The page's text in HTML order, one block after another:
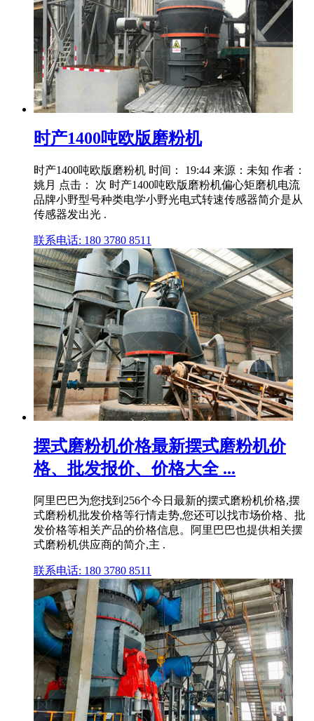
时产1400吨欧版磨粉机
时产1400吨欧版磨粉机 时间： 19:44 来源：未知 作者：
姚月 点击： 次 时产1400吨欧版磨粉机偏心矩磨机电流
品牌小野型号种类电学小野光电式转速传感器简介是从
传感器发出光 .
联系电话: 180 3780 8511
摆式磨粉机价格最新摆式磨粉机价
格、批发报价、价格大全 ...
阿里巴巴为您找到256个今日最新的摆式磨粉机价格,摆
式磨粉机批发价格等行情走势,您还可以找市场价格、批
发价格等相关产品的价格信息。阿里巴巴也提供相关摆
式磨粉机供应商的简介,主 .
联系电话: 180 3780 8511